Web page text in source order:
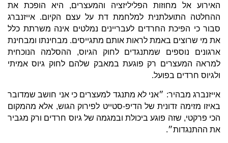
האירוע אל מחוזות הפליליזציה והמעצרים, היא הופכת את
ההחלטה התועלתנית למלחמת דת על עצם הקיום. אייזנברג
סבור כי הפיכת החרדים לעבריינים נמלטים אינה משרתת כלל
את מי שרוצים באמת לראות אותם מתגייסים. מבחינתו ומבחינת
ארגונים נוספים שמתנגדים לחוק הגיוס, ההסלמה הנוכחית
למראה המעצרים רק פוגעת במאבק שלהם לחוק גיוס אמיתי
ולגיוס חרדים בפועל.
אייזנברג מבהיר: ״אני לא מתנגד למעצרים כי אני חושב שמדובר
באיזו מזימה זדונית של הדיפ-סטייט לפירוק הגוש, אלא מהמקום
הכי פרקטי, שזה פוגע ביכולת ובמגמה של גיוס חרדים ורק מגביר
את ההתנגדות״.